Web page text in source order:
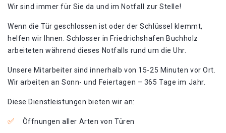
Wir sind immer für Sie da und im Notfall zur Stelle!
Wenn die Tür geschlossen ist oder der Schlüssel klemmt,
helfen wir Ihnen. Schlosser in Friedrichshafen Buchholz
arbeiteten während dieses Notfalls rund um die Uhr.
Unsere Mitarbeiter sind innerhalb von 15-25 Minuten vor Ort.
Wir arbeiten an Sonn- und Feiertagen – 365 Tage im Jahr.
Diese Dienstleistungen bieten wir an:
Öffnungen aller Arten von Türen